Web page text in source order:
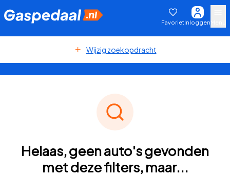
FavorietInloggen
Wijzig zoekopdracht
Helaas, geen auto's gevonden
met deze filters, maar...